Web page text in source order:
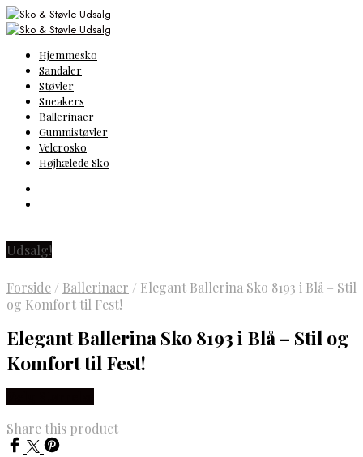
Hjemmesko
Sandaler
Støvler
Sneakers
Ballerinaer
Gummistøvler
Velcrosko
Højhælede Sko
Udsalg!
Forside / Ballerinaer / Elegant Ballerina Sko 8193 i Blå – Stil
og Komfort til Fest!
Elegant Ballerina Sko 8193 i Blå – Stil og
Komfort til Fest!
Share this product